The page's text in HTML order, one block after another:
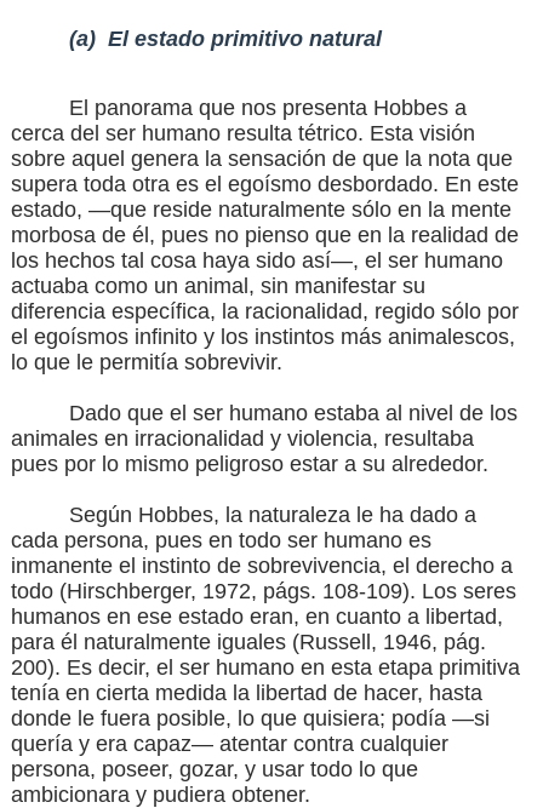
(a) El estado primitivo natural
El panorama que nos presenta Hobbes a
cerca del ser humano resulta tétrico. Esta visión
sobre aquel genera la sensación de que la nota que
supera toda otra es el egoísmo desbordado. En este
estado, —que reside naturalmente sólo en la mente
morbosa de él, pues no pienso que en la realidad de
los hechos tal cosa haya sido así—, el ser humano
actuaba como un animal, sin manifestar su
diferencia específica, la racionalidad, regido sólo por
el egoísmos infinito y los instintos más animalescos,
lo que le permitía sobrevivir.
Dado que el ser humano estaba al nivel de los
animales en irracionalidad y violencia, resultaba
pues por lo mismo peligroso estar a su alrededor.
Según Hobbes, la naturaleza le ha dado a
cada persona, pues en todo ser humano es
inmanente el instinto de sobrevivencia, el derecho a
todo (Hirschberger, 1972, págs. 108-109). Los seres
humanos en ese estado eran, en cuanto a libertad,
para él naturalmente iguales (Russell, 1946, pág.
200). Es decir, el ser humano en esta etapa primitiva
tenía en cierta medida la libertad de hacer, hasta
donde le fuera posible, lo que quisiera; podía —si
quería y era capaz— atentar contra cualquier
persona, poseer, gozar, y usar todo lo que
ambicionara y pudiera obtener.